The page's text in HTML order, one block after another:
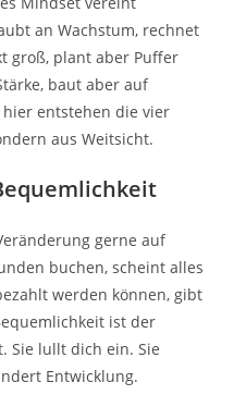
an Wachstum, rechnet
groß, plant aber Puffer
baut aber auf
entstehen die vier
aus Weitsicht.
gerne auf
buchen, scheint alles
werden können, gibt
ist der
Sie lullt dich ein. Sie
Entwicklung.